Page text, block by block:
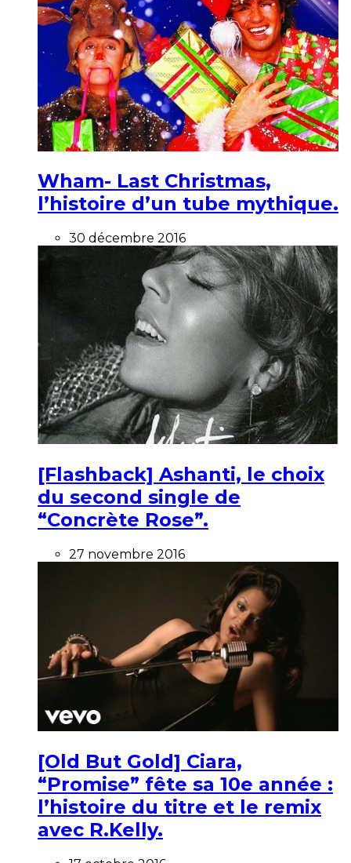
Wham- Last Christmas,
l’histoire d’un tube mythique.
30 décembre 2016
[Flashback] Ashanti, le choix
du second single de
“Concrète Rose”.
27 novembre 2016
[Old But Gold] Ciara,
“Promise” fête sa 10e année :
l’histoire du titre et le remix
avec R.Kelly.